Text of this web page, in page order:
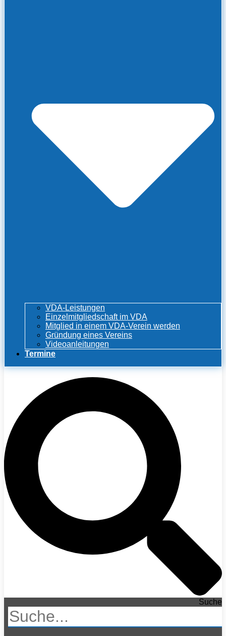
VDA-Leistungen
Einzelmitgliedschaft im VDA
Mitglied in einem VDA-Verein werden
Gründung eines Vereins
Videoanleitungen
Termine
Suche